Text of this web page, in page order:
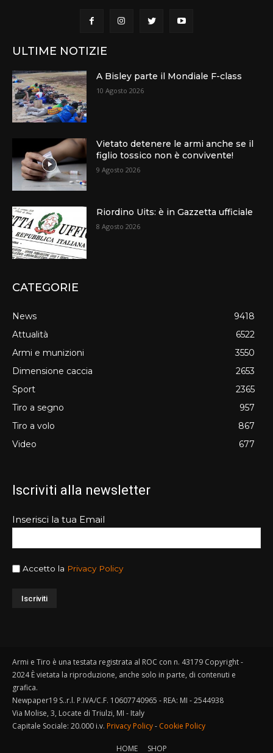
ULTIME NOTIZIE
A Bisley parte il Mondiale F-class
10 Agosto 2026
Vietato detenere le armi anche se il
figlio tossico non è convivente!
9 Agosto 2026
Riordino Uits: è in Gazzetta ufficiale
8 Agosto 2026
CATEGORIE
News
9418
Attualità
6522
Armi e munizioni
3550
Dimensione caccia
2653
Sport
2365
Tiro a segno
957
Tiro a volo
867
Video
677
Iscriviti alla newsletter
Inserisci la tua Email
Accetto la Privacy Policy
Armi e Tiro è una testata registrata al ROC con n. 43179 Copyright -
2024 È vietata la riproduzione, anche solo in parte, di contenuti e
grafica.
Newpaper19 S..r.l. P.IVA/C.F. 10607740965 - REA: MI - 2544938
Via Molise, 3, Locate di Triulzi, MI - Italy
Capitale Sociale: 20.000 i.v. Privacy Policy- Cookie Policy
HOME SHOP